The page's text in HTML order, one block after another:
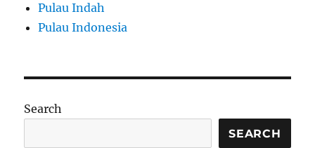
Pulau Indah
Pulau Indonesia
Search
SEARCH